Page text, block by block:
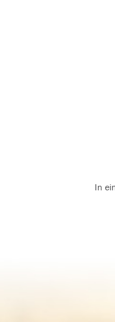
In